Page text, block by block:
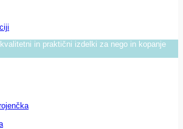
in praktični izdelki za nego in kopanje